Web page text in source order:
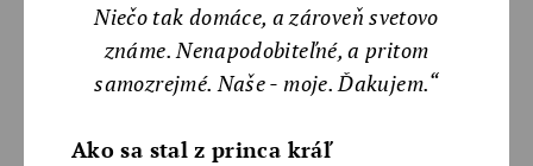
Niečo tak domáce, a zároveň svetovo
známe. Nenapodobiteľné, a pritom
samozrejmé. Naše - moje. Ďakujem.“
Ako sa stal z princa kráľ